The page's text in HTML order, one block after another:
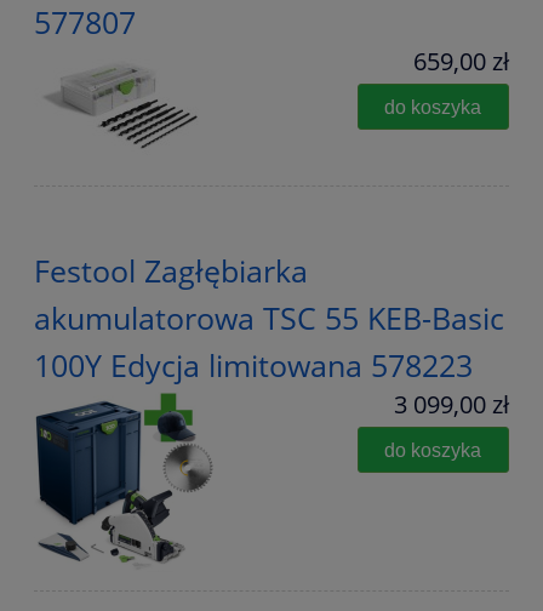
577807
659,00 zł
do koszyka
Festool Zagłębiarka
akumulatorowa TSC 55 KEB-Basic
100Y Edycja limitowana 578223
3 099,00 zł
do koszyka